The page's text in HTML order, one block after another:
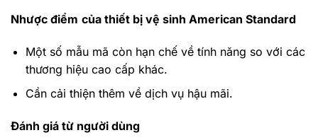
Nhược điểm của thiết bị vệ sinh American Standard
Một số mẫu mã còn hạn chế về tính năng so với các
thương hiệu cao cấp khác.
Cần cải thiện thêm về dịch vụ hậu mãi.
Đánh giá từ người dùng